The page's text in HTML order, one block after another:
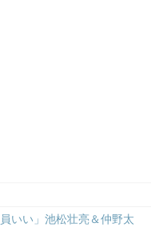
いい」池松壮亮＆仲野太